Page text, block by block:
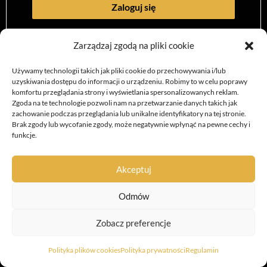
Zarządzaj zgodą na pliki cookie
Używamy technologii takich jak pliki cookie do przechowywania i/lub
uzyskiwania dostępu do informacji o urządzeniu. Robimy to w celu poprawy
komfortu przeglądania strony i wyświetlania spersonalizowanych reklam.
Zgoda na te technologie pozwoli nam na przetwarzanie danych takich jak
zachowanie podczas przeglądania lub unikalne identyfikatory na tej stronie.
Brak zgody lub wycofanie zgody, może negatywnie wpłynąć na pewne cechy i
funkcje.
Akceptuj
Odmów
Zobacz preferencje
Polityka plików cookiesPolityka prywatnościRegulamin
Zaloguj się
Nie pamiętasz hasła?
Nie jesteś członkiem?Zarejestruj się
Regulamin
Pliki do pobrania
Copyright © 2026 Convort | Wykonanie:AbcWeb.pl